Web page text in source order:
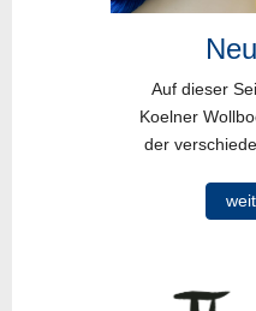
Auf dieser
Koelner
der